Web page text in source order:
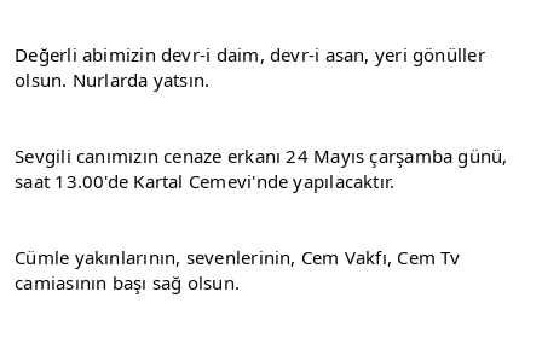
Değerli abimizin devr-i daim, devr-i asan, yeri gönüller
olsun. Nurlarda yatsın.
Sevgili canımızın cenaze erkanı 24 Mayıs çarşamba günü,
saat 13.00'de Kartal Cemevi'nde yapılacaktır.
Cümle yakınlarının, sevenlerinin, Cem Vakfı, Cem Tv
camiasının başı sağ olsun.